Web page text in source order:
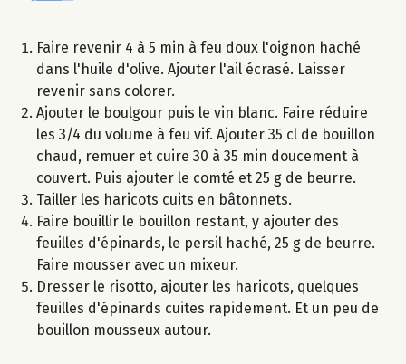
Faire revenir 4 à 5 min à feu doux l'oignon haché
dans l'huile d'olive. Ajouter l'ail écrasé. Laisser
revenir sans colorer.
Ajouter le boulgour puis le vin blanc. Faire réduire
les 3/4 du volume à feu vif. Ajouter 35 cl de bouillon
chaud, remuer et cuire 30 à 35 min doucement à
couvert. Puis ajouter le comté et 25 g de beurre.
Tailler les haricots cuits en bâtonnets.
Faire bouillir le bouillon restant, y ajouter des
feuilles d'épinards, le persil haché, 25 g de beurre.
Faire mousser avec un mixeur.
Dresser le risotto, ajouter les haricots, quelques
feuilles d'épinards cuites rapidement. Et un peu de
bouillon mousseux autour.